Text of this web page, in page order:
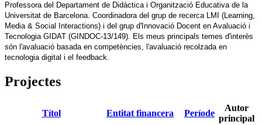
Professora del Departament de Didàctica i Organització Educativa de la
Universitat de Barcelona. Coordinadora del grup de recerca LMI (Learning,
Media & Social Interactions) i del grup d'Innovació Docent en Avaluació i
Tecnologia GIDAT (GINDOC-13/149). Els meus principals temes d'interès
són l'avaluació basada en competències, l'avaluació recolzada en
tecnologia digital i el feedback.
Projectes
Títol Entitat financera Període
Autor
principal